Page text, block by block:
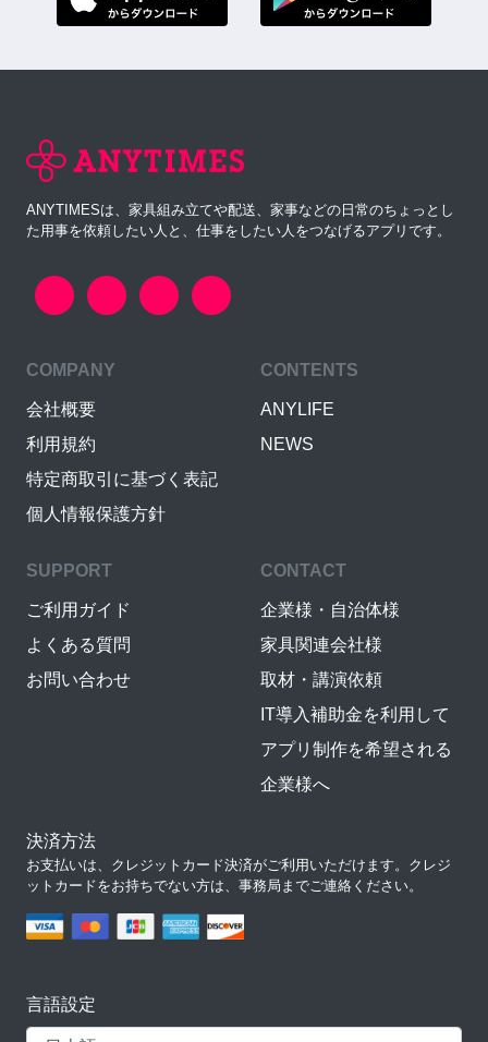
ANYTIMESは、家具組み立てや配送、家事などの日常のちょっとし
た用事を依頼したい人と、仕事をしたい人をつなげるアプリです。
COMPANY
会社概要
利用規約
特定商取引に基づく表記
個人情報保護方針
CONTENTS
ANYLIFE
NEWS
SUPPORT
ご利用ガイド
よくある質問
お問い合わせ
CONTACT
企業様・自治体様
家具関連会社様
取材・講演依頼
IT導入補助金を利用して
アプリ制作を希望される
企業様へ
決済方法
お支払いは、クレジットカード決済がご利用いただけます。クレジ
ットカードをお持ちでない方は、事務局までご連絡ください。
言語設定